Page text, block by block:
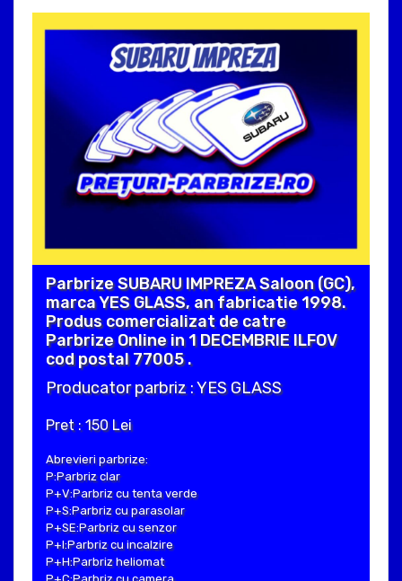
Parbrize SUBARU IMPREZA Saloon (GC),
marca YES GLASS, an fabricatie 1998.
Produs comercializat de catre
Parbrize Online in 1 DECEMBRIE ILFOV
cod postal 77005 .
Producator parbriz : YES GLASS
Pret : 150 Lei
Abrevieri parbrize:
P:Parbriz clar
P+V:Parbriz cu tenta verde
P+S:Parbriz cu parasolar
P+SE:Parbriz cu senzor
P+I:Parbriz cu incalzire
P+H:Parbriz heliomat